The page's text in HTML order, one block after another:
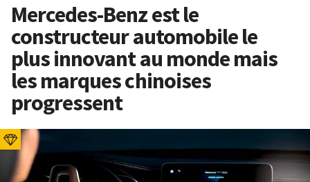
Mercedes-Benz est le
constructeur automobile le
plus innovant au monde mais
les marques chinoises
progressent